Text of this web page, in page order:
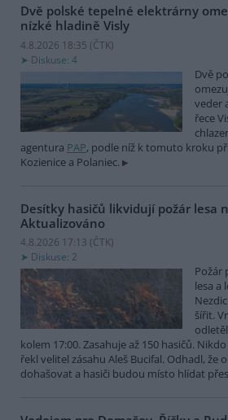
Dvě polské tepelné elektrárny
nízké hladině Visly
4.8.2026 18:35 (ČTK)
Diskuse: 4
Dvě
veder
řece
agentura PAP, podle níž k tomuto kroku
Kozienice a Polaniec.
Desítky hasičů likvidují požár lesa
Aktualizováno
4.8.2026 17:13 (ČTK)
Diskuse: 2
Požár
lesa a
šířit.
kolem 17:00. Zasahuje až 150 hasičů.
řekl velitel zásahu Aleš Bucifal. Odhadl, že
dohašovat a hasiči budou místo hlídat